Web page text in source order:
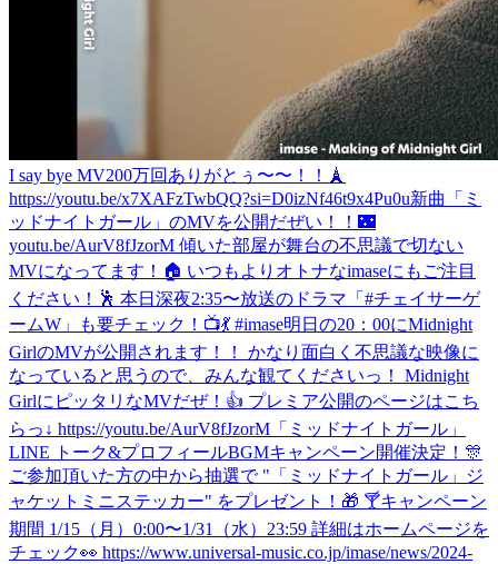
I say bye MV200万回ありがとぅ〜〜！！🗼
https://youtu.be/x7XAFzTwbQQ?si=D0izNf46t9x4Pu0u新曲「ミ
ッドナイトガール」のMVを公開だぜい！！🌃
youtu.be/AurV8fJzorM 傾いた部屋が舞台の不思議で切ない
MVになってます！🏠 いつもよりオトナなimaseにもご注目
ください！🕺 本日深夜2:35〜放送のドラマ「#チェイサーゲ
ームW」も要チェック！📺💃 #imase明日の20：00にMidnight
GirlのMVが公開されます！！ かなり面白く不思議な映像に
なっていると思うので、みんな観てくださいっ！ Midnight
GirlにピッタリなMVだぜ！👍 プレミア公開のページはこち
らっ↓ https://youtu.be/AurV8fJzorM 「ミッドナイトガール」
LINE トーク&プロフィールBGMキャンペーン開催決定！🎊
ご参加頂いた方の中から抽選で "「ミッドナイトガール」ジ
ャケットミニステッカー" をプレゼント！🎁 🍸キャンペーン
期間 1/15（月）0:00〜1/31（水）23:59 詳細はホームページを
チェック👀 https://www.universal-music.co.jp/imase/news/2024-